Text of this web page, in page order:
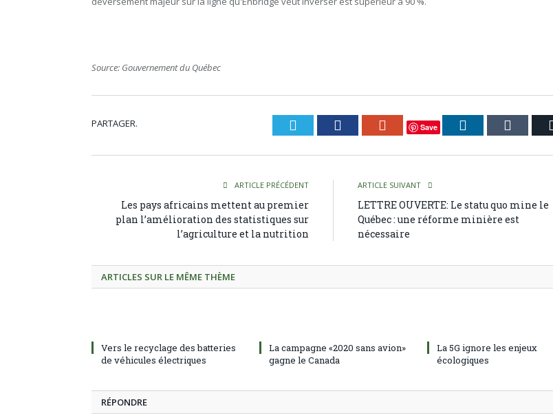
Source: Gouvernement du Québec
PARTAGER. Twitter Facebook Google+
Save LinkedIn Tumblr
ARTICLE PRÉCÉDENT
Les pays africains mettent au premier
plan l’amélioration des statistiques sur
l’agriculture et la nutrition
ARTICLE SUIVANT
LETTRE OUVERTE: Le statu quo mine le
Québec : une réforme minière est
nécessaire
ARTICLES SUR LE MÊME THÈME
Vers le recyclage des batteries
de véhicules électriques
La campagne «2020 sans avion»
gagne le Canada
La 5G ignore les enjeux
écologiques
RÉPONDRE